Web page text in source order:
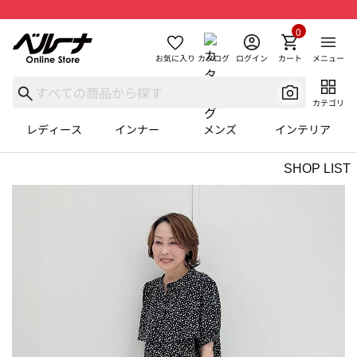
お気に入り カタログ ログイン カート
0
メニュー
カテゴリ
レディース インナー メンズ インテリア
SHOP LIST